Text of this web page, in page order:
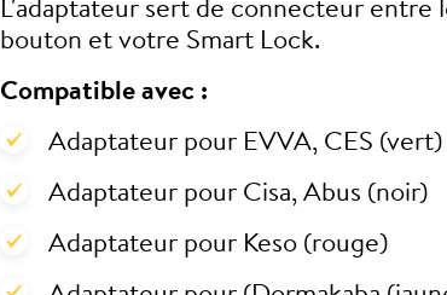
bouton et votre Smart Lock.
Compatible avec :
Adaptateur pour EVVA, CES (vert)
Adaptateur pour Cisa, Abus (noir)
Adaptateur pour Keso (rouge)